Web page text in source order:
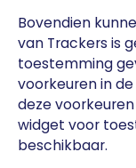
Bovendien
van Trackers is
toestemming
voorkeuren in
deze
widget voor
beschikbaar.